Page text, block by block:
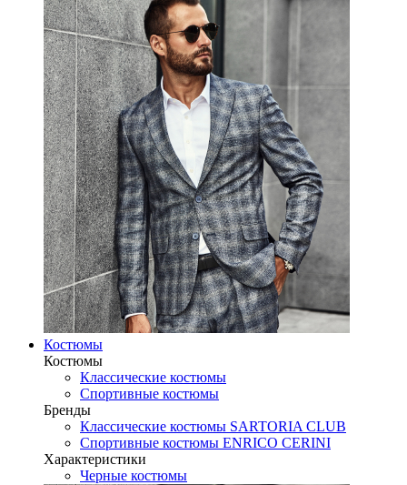
Костюмы
Костюмы
Классические костюмы
Спортивные костюмы
Бренды
Классические костюмы SARTORIA CLUB
Спортивные костюмы ENRICO CERINI
Характеристики
Черные костюмы